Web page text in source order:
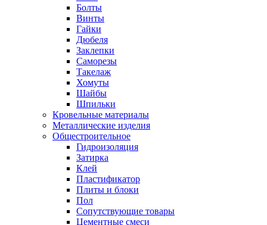
Болты
Винты
Гайки
Дюбеля
Заклепки
Саморезы
Такелаж
Хомуты
Шайбы
Шпильки
Кровельные материалы
Металлические изделия
Общестроительное
Гидроизоляция
Затирка
Клей
Пластификатор
Плиты и блоки
Пол
Сопутствующие товары
Цементные смеси